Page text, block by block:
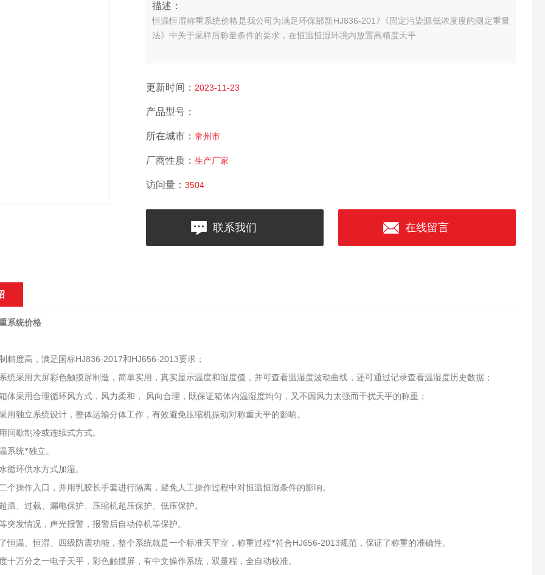
描述：
恒温恒湿称重系统价格是我公司为满足环保部新HJ836-2017《固定污染源低浓度度的测定重量
法》中关于采样后称量条件的要求，在恒温恒湿环境内放置高精度天平
更新时间： 2023-11-23
产品型号：
所在城市： 常州市
厂商性质： 生产厂家
访问量： 3504
联系我们 在线留言
系统价格
精度高，满足国标HJ836-2017和 HJ656-2013要求；
统采用大屏彩色触摸屏制造，简单实用，真实显示温度和湿度值，并可查看温湿度波动曲线，还可通过记录查看温湿度历史数据；
体采用合理循环风方式，风力柔和，
风向合理，既保证箱体内温湿度均匀，又不因风力太强而干扰天平的称重；
用独立系统设计，整体运输分体工作，有效避免压缩机振动对称重天平的影响。
间歇制冷或连续式方式。
系统*独立。
循环供水方式加湿。
个操作入口，并用乳胶长手套进行隔离，避免人工操作过程中对恒温恒湿条件的影响。
温、过载、漏电保护、压缩机超压保护、低压保护。
突发情况，声光报警，报警后自动停机等保护。
恒温、恒湿、四级防震功能，整个系统就是一个标准天平室，称重过程*符合HJ656-2013规范，保证了称重的准确性。
十万分之一电子天平，彩色触摸屏，有中文操作系统，双量程，全自动校准。